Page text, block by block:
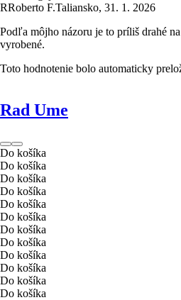
RRoberto F.Taliansko, 31. 1. 2026
Podľa môjho názoru je to príliš drahé
vyrobené.
Toto hodnotenie bolo automaticky
Rad Ume
Do košíka
Do košíka
Do košíka
Do košíka
Do košíka
Do košíka
Do košíka
Do košíka
Do košíka
Do košíka
Do košíka
Do košíka